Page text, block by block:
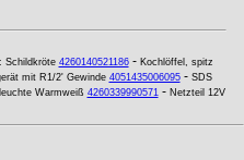
Schildkröte 4260140521186- Kochlöffel, spitz
mit R1/2' Gewinde 4051435006095- SDS
Warmweiß 4260339990571- Netzteil 12V